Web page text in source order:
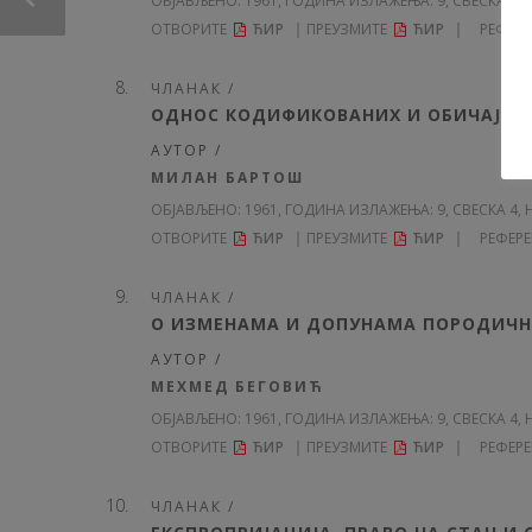
ОТВОРИТЕ
ЋИР ПРЕУЗМИТЕ ЋИР
ЧЛАНАК /
ОДНОС КОДИФИКОВАНИХ И
АУТОР /
МИЛАН БАРТОШ
ОБЈАВЉЕНО: 1961, ГОДИНА ИЗЛАЖЕЊА: 9, СВЕСКА 4,
ОТВОРИТЕ
ЋИР ПРЕУЗМИТЕ ЋИР
ЧЛАНАК /
О ИЗМЕНАМА И ДОПУНАМА
АУТОР /
МЕХМЕД БЕГОВИЋ
ОБЈАВЉЕНО: 1961, ГОДИНА ИЗЛАЖЕЊА: 9, СВЕСКА 4,
ОТВОРИТЕ
ЋИР ПРЕУЗМИТЕ ЋИР
ЧЛАНАК /